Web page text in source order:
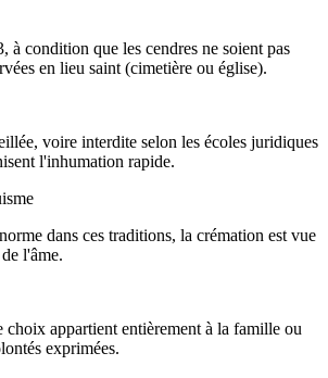
à condition que les cendres ne soient pas
en lieu saint (cimetière ou église).
voire interdite selon les écoles juridiques
l'inhumation rapide.
dans ces traditions, la crémation est vue
l'âme.
appartient entièrement à la famille ou
exprimées.